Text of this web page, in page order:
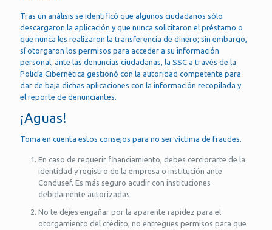
Tras un análisis se identificó que algunos ciudadanos sólo
descargaron la aplicación y que nunca solicitaron el préstamo o
que nunca les realizaron la transferencia de dinero; sin embargo,
sí otorgaron los permisos para acceder a su información
personal; ante las denuncias ciudadanas, la SSC a través de la
Policía Cibernética gestionó con la autoridad competente para
dar de baja dichas aplicaciones con la información recopilada y
el reporte de denunciantes.
¡Aguas!
Toma en cuenta estos consejos para no ser víctima de fraudes.
En caso de requerir financiamiento, debes cerciorarte de la
identidad y registro de la empresa o institución ante
Condusef. Es más seguro acudir con instituciones
debidamente autorizadas.
No te dejes engañar por la aparente rapidez para el
otorgamiento del crédito, no entregues permisos para que